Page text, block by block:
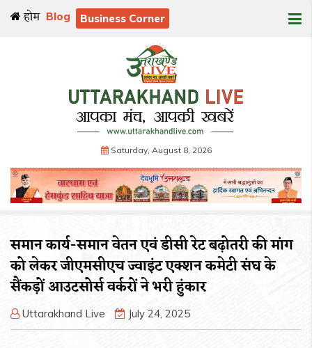
होम Blog Business Corner
Saturday, August 8, 2026
समान कार्य-समान वेतन एवं डीसी रेट बढ़ोतरी की मांग
को लेकर जीएमसीएच ज्वाइंट एक्शन कमेटी संघ के
सैंकड़ों आउटसोर्स वर्करों ने भरी हुंकार
Uttarakhand Live July 24, 2025